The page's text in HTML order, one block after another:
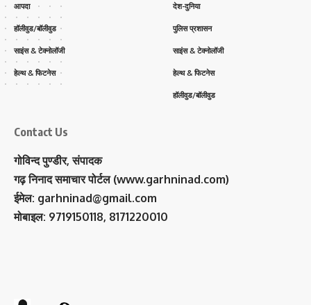
आपदा
हॉलीवुड/बॉलीवुड
साइंस & टेक्नोलॉजी
हेल्थ & फिटनेस
देश-दुनिया
पुलिस प्रशासन
साइंस & टेक्नोलॉजी
हेल्थ & फिटनेस
हॉलीवुड/बॉलीवुड
Contact Us
गोविन्द पुण्डीर, संपादक
गढ़ निनाद समाचार पोर्टल (www.garhninad.com)
ईमेल: garhninad@gmail.com
मोबाइल: 9719150118, 8171220010